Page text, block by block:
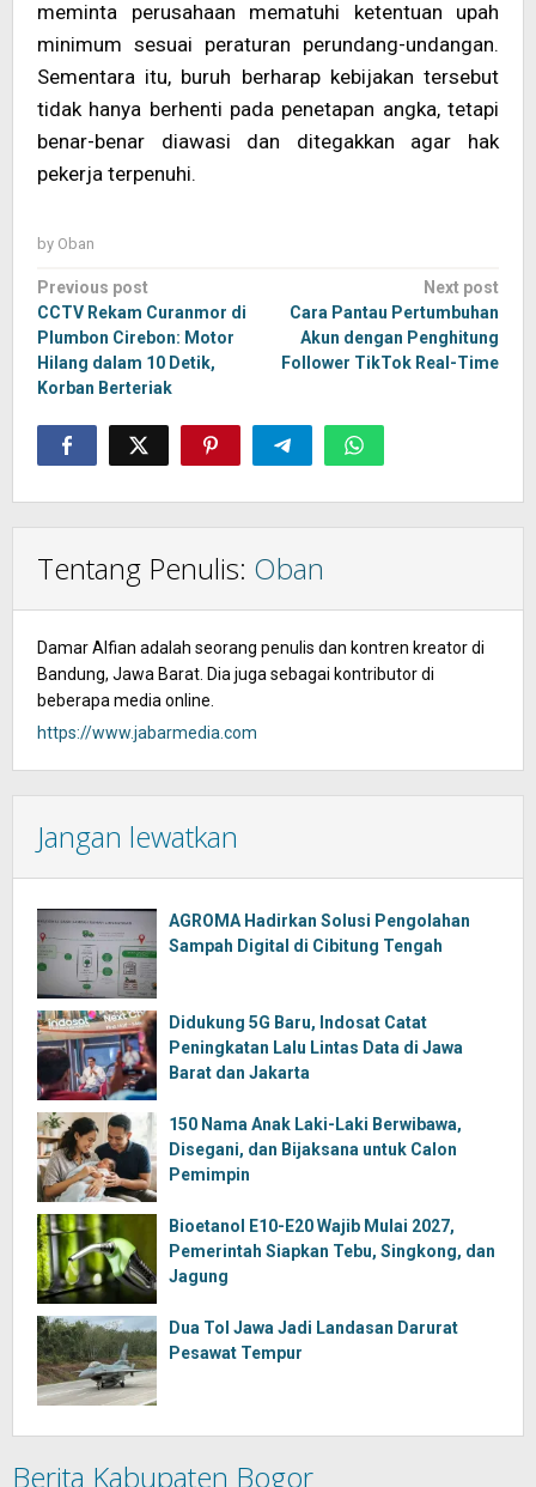
meminta perusahaan mematuhi ketentuan upah
minimum sesuai peraturan perundang-undangan.
Sementara itu, buruh berharap kebijakan tersebut
tidak hanya berhenti pada penetapan angka, tetapi
benar-benar diawasi dan ditegakkan agar hak
pekerja terpenuhi.
by Oban
Post
navigation
Previous post
CCTV Rekam Curanmor di
Plumbon Cirebon: Motor
Hilang dalam 10 Detik,
Korban Berteriak
Next post
Cara Pantau Pertumbuhan
Akun dengan Penghitung
Follower TikTok Real-Time
Tentang Penulis: Oban
Damar Alfian adalah seorang penulis dan kontren kreator di
Bandung, Jawa Barat. Dia juga sebagai kontributor di
beberapa media online.
https://www.jabarmedia.com
Jangan lewatkan
AGROMA Hadirkan Solusi Pengolahan
Sampah Digital di Cibitung Tengah
Didukung 5G Baru, Indosat Catat
Peningkatan Lalu Lintas Data di Jawa
Barat dan Jakarta
150 Nama Anak Laki-Laki Berwibawa,
Disegani, dan Bijaksana untuk Calon
Pemimpin
Bioetanol E10-E20 Wajib Mulai 2027,
Pemerintah Siapkan Tebu, Singkong, dan
Jagung
Dua Tol Jawa Jadi Landasan Darurat
Pesawat Tempur
Berita Kabupaten Bogor